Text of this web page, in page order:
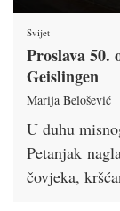
Svijet
Proslava
Geislingen
Marija Belošević
U duhu
Petanjak
čovjeka,